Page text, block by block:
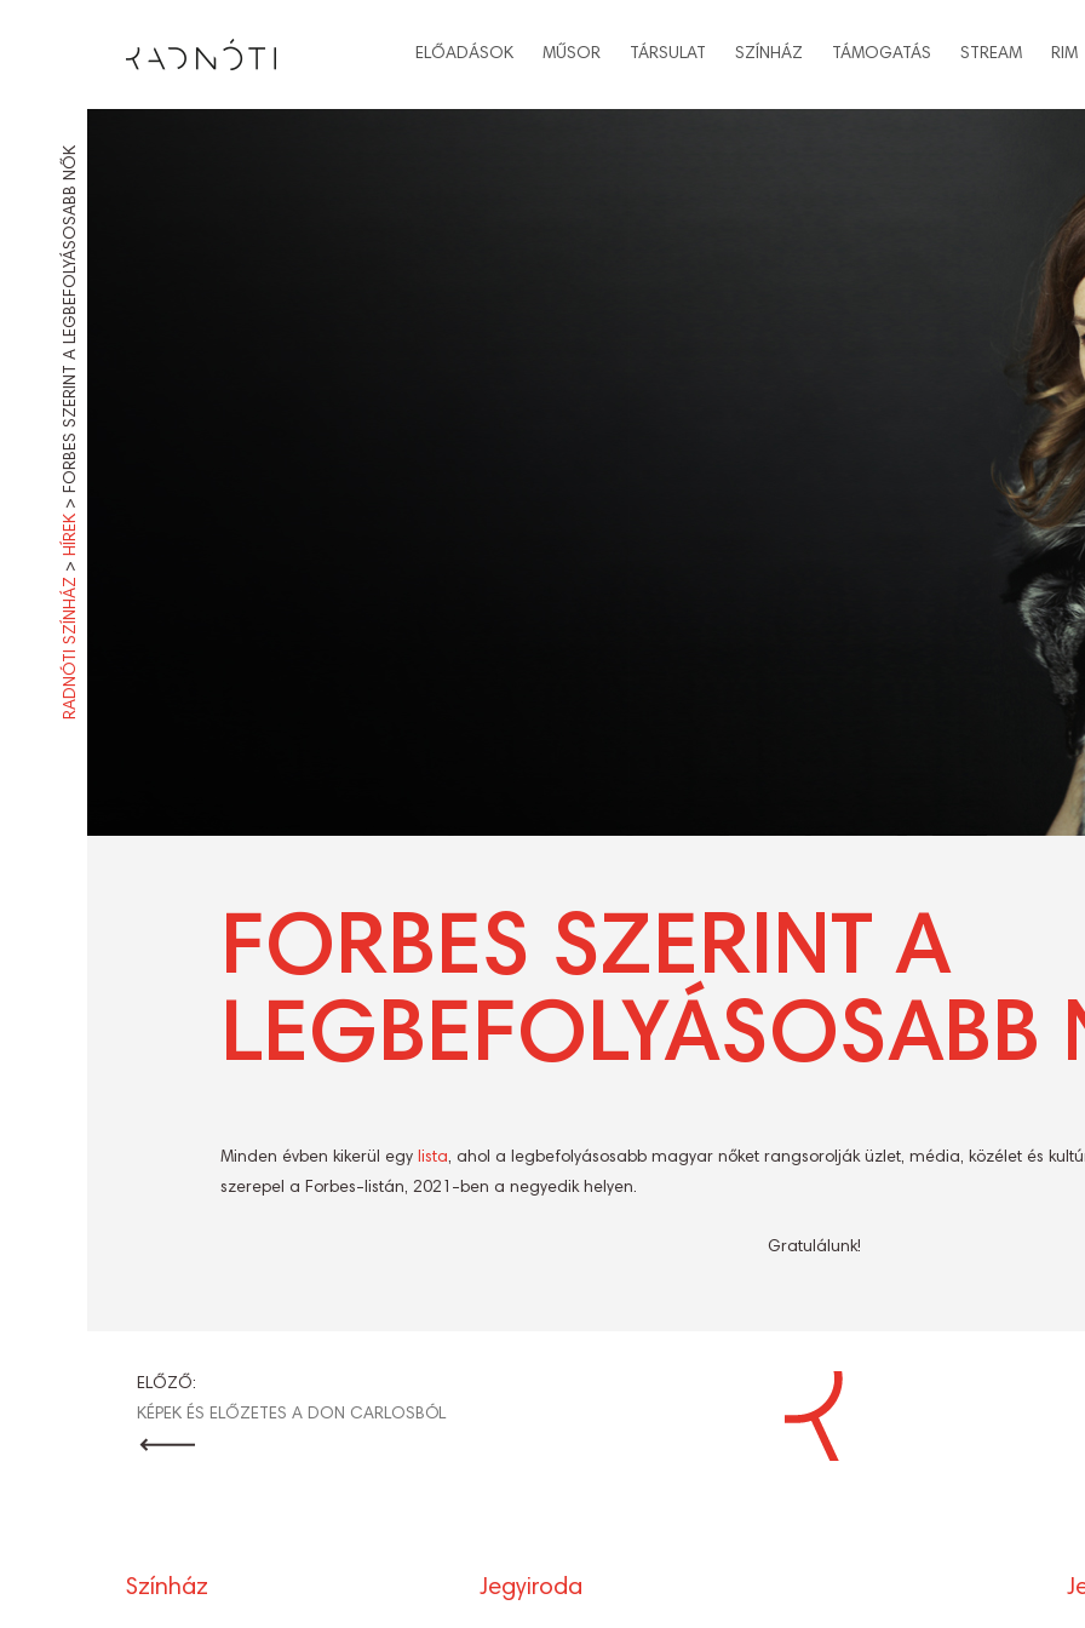
ELŐADÁSOK MŰSOR TÁRSULAT SZÍNHÁZ TÁMOGATÁS STREAM RIM
RADNÓTI SZÍNHÁZ
>
HÍREK
>
FORBES SZERINT A LEGBEFOLYÁSOSABB NŐK
FORBES SZERINT A
LEGBEFOLYÁSOSABB
Minden évben kikerül egy lista, ahol a legbefolyásosabb magyar nőket rangsorolják üzlet, média, közélet és
szerepel a Forbes-listán, 2021-ben a negyedik helyen.
Gratulálunk!
BEJEGYZÉS
ELŐZŐ:
KÉPEK ÉS ELŐZETES A DON CARLOSBÓL
Színház Jegyiroda